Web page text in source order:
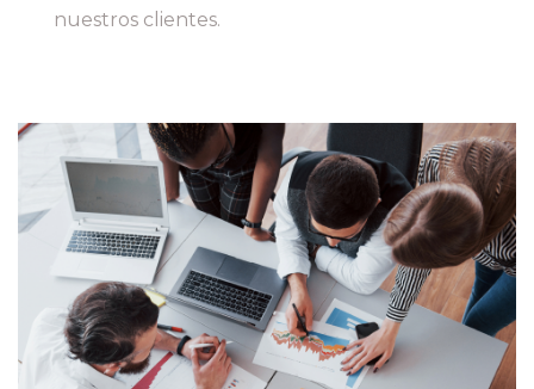
nuestros clientes.